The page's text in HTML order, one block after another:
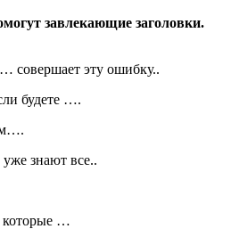
завлекающие заголовки.
совершает эту ошибку..
будете ….
знают все..
которые …